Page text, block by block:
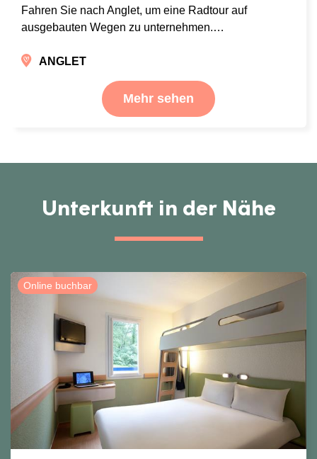
Fahren Sie nach Anglet, um eine Radtour auf
ausgebauten Wegen zu unternehmen.…
ANGLET
Mehr sehen
Unterkunft in der Nähe
Online buchbar